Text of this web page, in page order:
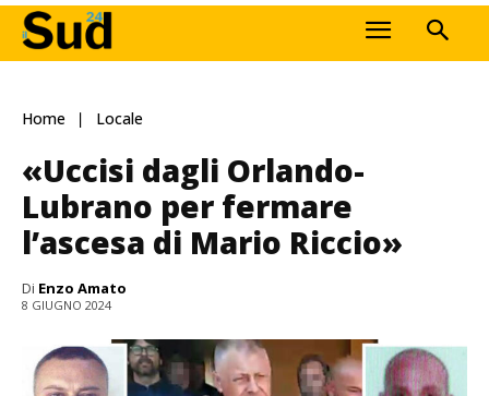
Home Locale
«Uccisi dagli Orlando-
Lubrano per fermare
l’ascesa di Mario Riccio»
Di Enzo Amato
8 GIUGNO 2024